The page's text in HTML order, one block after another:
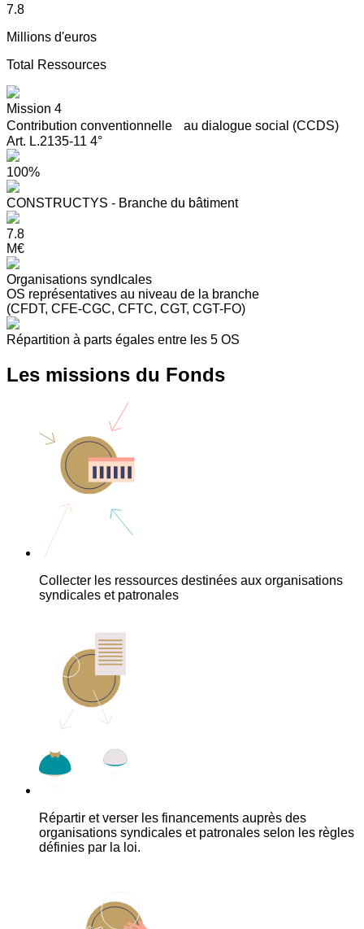
7.8
Millions d'euros
Total Ressources
Mission 4
Contribution conventionnelle au dialogue social (CCDS)
Art. L.2135-11 4°
100%
CONSTRUCTYS - Branche du bâtiment
7.8
M€
Organisations syndIcales
OS représentatives au niveau de la branche
(CFDT, CFE-CGC, CFTC, CGT, CGT-FO)
Répartition à parts égales entre les 5 OS
Les missions du Fonds
Collecter les ressources destinées aux organisations
syndicales et patronales
Répartir et verser les financements auprès des
organisations syndicales et patronales selon les règles
définies par la loi.